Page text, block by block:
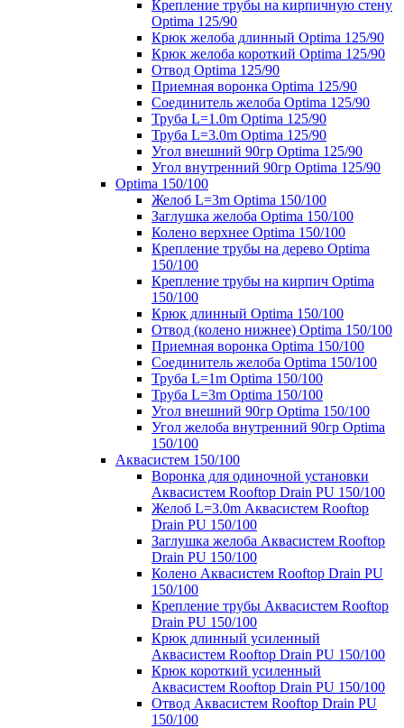
Крепление трубы на кирпичную стену
Optima 125/90
Крюк желоба длинный Optima 125/90
Крюк желоба короткий Optima 125/90
Отвод Optima 125/90
Приемная воронка Optima 125/90
Соединитель желоба Optima 125/90
Труба L=1.0m Optima 125/90
Труба L=3.0m Optima 125/90
Угол внешний 90гр Optima 125/90
Угол внутренний 90гр Optima 125/90
Optima 150/100
Желоб L=3m Optima 150/100
Заглушка желоба Optima 150/100
Колено верхнее Optima 150/100
Крепление трубы на дерево Optima
150/100
Крепление трубы на кирпич Optima
150/100
Крюк длинный Optima 150/100
Отвод (колено нижнее) Optima 150/100
Приемная воронка Optima 150/100
Соединитель желоба Optima 150/100
Труба L=1m Optima 150/100
Труба L=3m Optima 150/100
Угол внешний 90гр Optima 150/100
Угол желоба внутренний 90гр Optima
150/100
Аквасистем 150/100
Воронка для одиночной установки
Аквасистем Rooftop Drain PU 150/100
Желоб L=3.0m Аквасистем Rooftop
Drain PU 150/100
Заглушка желоба Аквасистем Rooftop
Drain PU 150/100
Колено Аквасистем Rooftop Drain PU
150/100
Крепление трубы Аквасистем Rooftop
Drain PU 150/100
Крюк длинный усиленный
Аквасистем Rooftop Drain PU 150/100
Крюк короткий усиленный
Аквасистем Rooftop Drain PU 150/100
Отвод Аквасистем Rooftop Drain PU
150/100